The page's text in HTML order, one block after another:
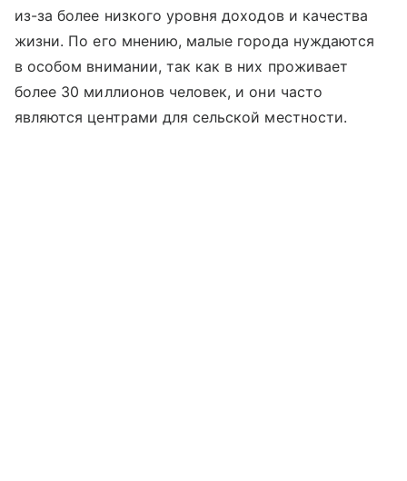
из-за более низкого уровня доходов и качества
жизни. По его мнению, малые города нуждаются
в особом внимании, так как в них проживает
более 30 миллионов человек, и они часто
являются центрами для сельской местности.